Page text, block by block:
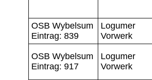
OSB Wybelsum
Eintrag: 839
Logumer
Vorwerk
OSB Wybelsum
Eintrag: 917
Logumer
Vorwerk